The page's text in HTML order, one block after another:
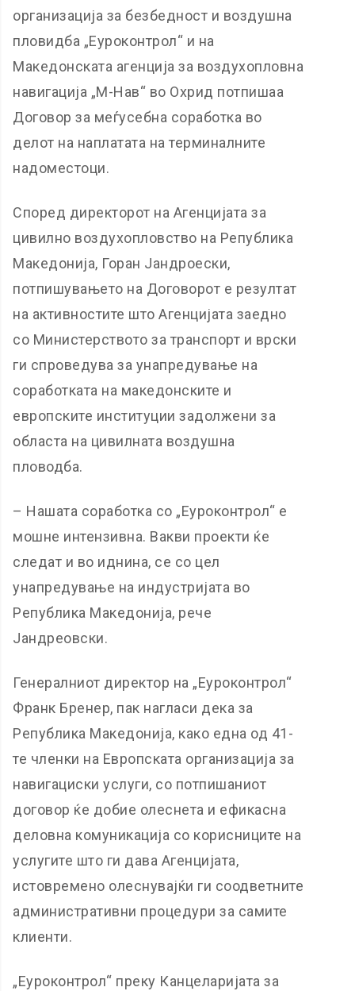
организација за безбедност и воздушна
пловидба „Еуроконтрол“ и на
Македонската агенција за воздухопловна
навигација „М-Нав“ во Охрид потпишаа
Договор за меѓусебна соработка во
делот на наплатата на терминалните
надоместоци.
Според директорот на Агенцијата за
цивилно воздухопловство на Република
Македонија, Горан Јандроески,
потпишувањето на Договорот е резултат
на активностите што Агенцијата заедно
со Министерството за транспорт и врски
ги спроведува за унапредување на
соработката на македонските и
европските институции задолжени за
областа на цивилната воздушна
пловодба.
– Нашата соработка со „Еуроконтрол“ е
мошне интензивна. Вакви проекти ќе
следат и во иднина, се со цел
унапредување на индустријата во
Република Македонија, рече
Јандреовски.
Генералниот директор на „Еуроконтрол“
Франк Бренер, пак нагласи дека за
Република Македонија, како една од 41-
те членки на Европската организација за
навигациски услуги, со потпишаниот
договор ќе добие олеснета и ефикасна
деловна комуникација со корисниците на
услугите што ги дава Агенцијата,
истовремено олеснувајќи ги соодветните
административни процедури за самите
клиенти.
„Еуроконтрол“ преку Канцеларијата за